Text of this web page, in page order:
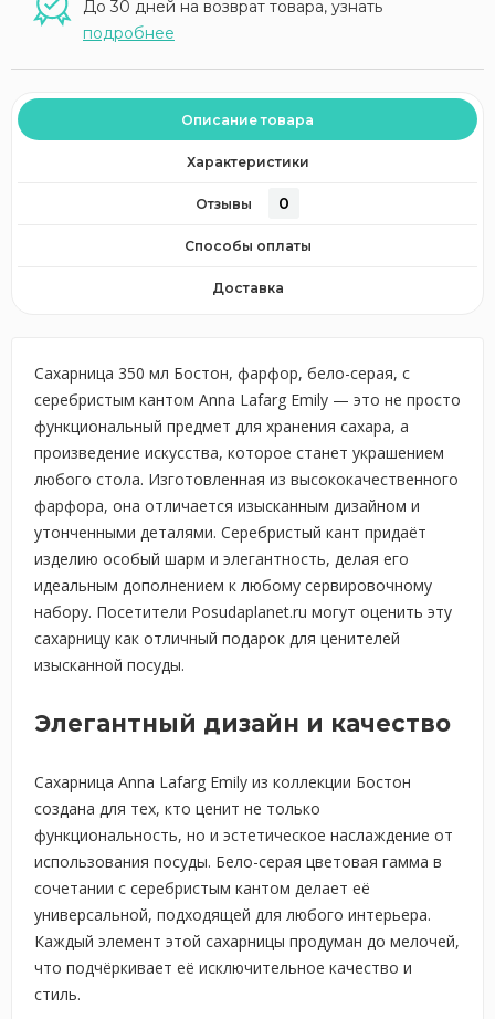
До 30 дней на возврат товара, узнать
подробнее
Описание товара
Характеристики
Отзывы 0
Способы оплаты
Доставка
Сахарница 350 мл Бостон, фарфор, бело-серая, с
серебристым кантом Anna Lafarg Emily — это не просто
функциональный предмет для хранения сахара, а
произведение искусства, которое станет украшением
любого стола. Изготовленная из высококачественного
фарфора, она отличается изысканным дизайном и
утонченными деталями. Серебристый кант придаёт
изделию особый шарм и элегантность, делая его
идеальным дополнением к любому сервировочному
набору. Посетители Posudaplanet.ru могут оценить эту
сахарницу как отличный подарок для ценителей
изысканной посуды.
Элегантный дизайн и качество
Сахарница Anna Lafarg Emily из коллекции Бостон
создана для тех, кто ценит не только
функциональность, но и эстетическое наслаждение от
использования посуды. Бело-серая цветовая гамма в
сочетании с серебристым кантом делает её
универсальной, подходящей для любого интерьера.
Каждый элемент этой сахарницы продуман до мелочей,
что подчёркивает её исключительное качество и
стиль.